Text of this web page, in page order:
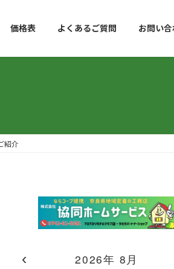
価格表 よくあるご質問 お問い
紹介
‹ 2026年 8月